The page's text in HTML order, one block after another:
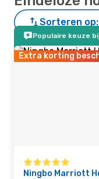
Sorteren op:
Populaire keuze
Extra korting
Ningbo Marriott